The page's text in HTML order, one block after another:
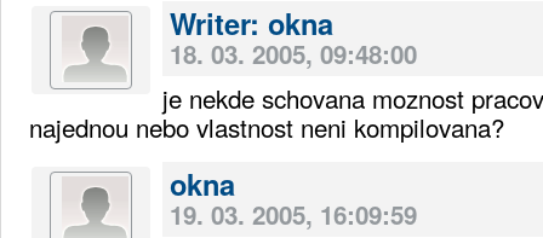
Writer: okna
18. 03. 2005, 09:48:00
je nekde schovana moznost
najednou nebo vlastnost neni kompilovana?
okna
19. 03. 2005, 16:09:59